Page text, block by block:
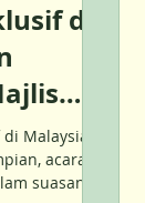
di
Malaysia
acara
suasana